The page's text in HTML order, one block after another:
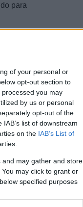
of your personal or
opt-out section to
you may
by us or personal
opt-out of the
list of downstream
on the IAB’s List of
may gather and store
may click to grant or
specified purposes
para